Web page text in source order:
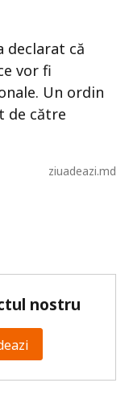
declarat că
vor fi
Un ordin
de către
ziuadeazi.md
nostru